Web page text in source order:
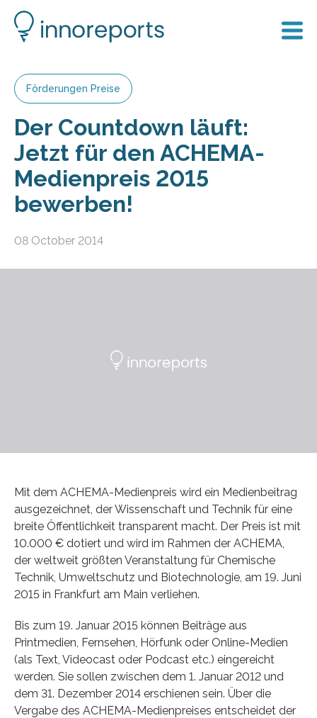
Förderungen Preise
Der Countdown läuft:
Jetzt für den ACHEMA-
Medienpreis 2015
bewerben!
08 October 2014
Mit dem ACHEMA-Medienpreis wird ein Medienbeitrag
ausgezeichnet, der Wissenschaft und Technik für eine
breite Öffentlichkeit transparent macht. Der Preis ist mit
10.000 € dotiert und wird im Rahmen der ACHEMA,
der weltweit größten Veranstaltung für Chemische
Technik, Umweltschutz und Biotechnologie, am 19. Juni
2015 in Frankfurt am Main verliehen.
Bis zum 19. Januar 2015 können Beiträge aus
Printmedien, Fernsehen, Hörfunk oder Online-Medien
(als Text, Videocast oder Podcast etc.) eingereicht
werden. Sie sollen zwischen dem 1. Januar 2012 und
dem 31. Dezember 2014 erschienen sein. Über die
Vergabe des ACHEMA-Medienpreises entscheidet der